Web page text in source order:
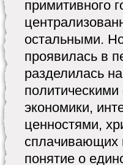
примитивного
остальными.
проявилась в
разделилась
экономики,
ценностями,
сплачивающих
понятие о